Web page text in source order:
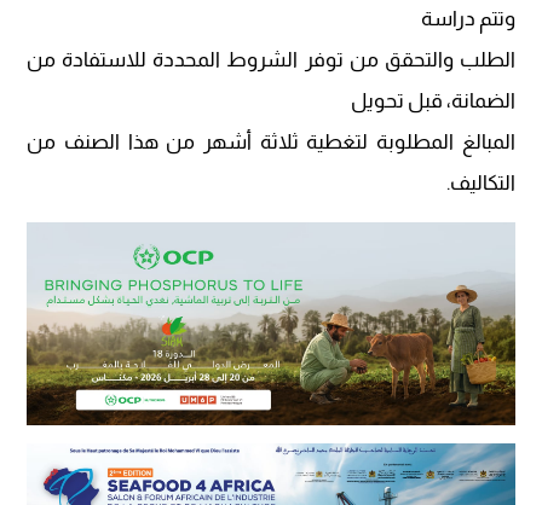
وتتم دراسة
الطلب والتحقق من توفر الشروط المحددة للاستفادة من
الضمانة، قبل تحويل
المبالغ المطلوبة لتغطية ثلاثة أشهر من هذا الصنف من
التكاليف.